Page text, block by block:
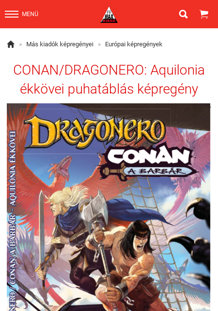
MENÜ  
 » Más kiadók képregényei » Európai képregények
CONAN/DRAGONERO: Aquilonia
ékkövei puhatáblás képregény